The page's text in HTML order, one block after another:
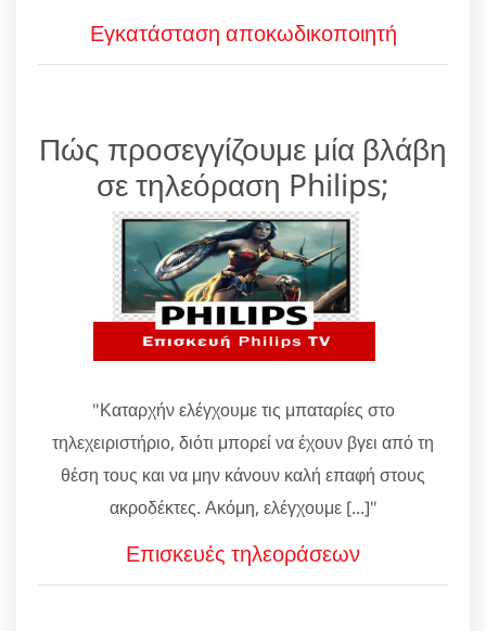
Εγκατάσταση αποκωδικοποιητή
Πώς προσεγγίζουμε μία βλάβη
σε τηλεόραση Philips;
"Καταρχήν ελέγχουμε τις μπαταρίες στο
τηλεχειριστήριο, διότι μπορεί να έχουν βγει από τη
θέση τους και να μην κάνουν καλή επαφή στους
ακροδέκτες. Ακόμη, ελέγχουμε [...]"
Επισκευές τηλεοράσεων